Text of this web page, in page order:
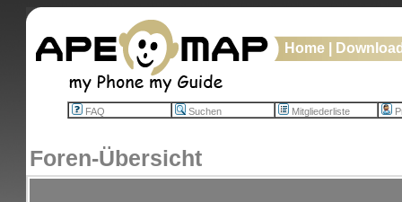
Home
FAQ Suchen Mitgliederliste
Foren-Übersicht